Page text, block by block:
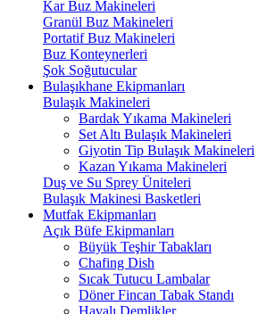
Kar Buz Makineleri
Granül Buz Makineleri
Portatif Buz Makineleri
Buz Konteynerleri
Şok Soğutucular
Bulaşıkhane Ekipmanları
Bulaşık Makineleri
Bardak Yıkama Makineleri
Set Altı Bulaşık Makineleri
Giyotin Tip Bulaşık Makineleri
Kazan Yıkama Makineleri
Duş ve Su Sprey Üniteleri
Bulaşık Makinesi Basketleri
Mutfak Ekipmanları
Açık Büfe Ekipmanları
Büyük Teşhir Tabakları
Chafing Dish
Sıcak Tutucu Lambalar
Döner Fincan Tabak Standı
Havalı Demlikler